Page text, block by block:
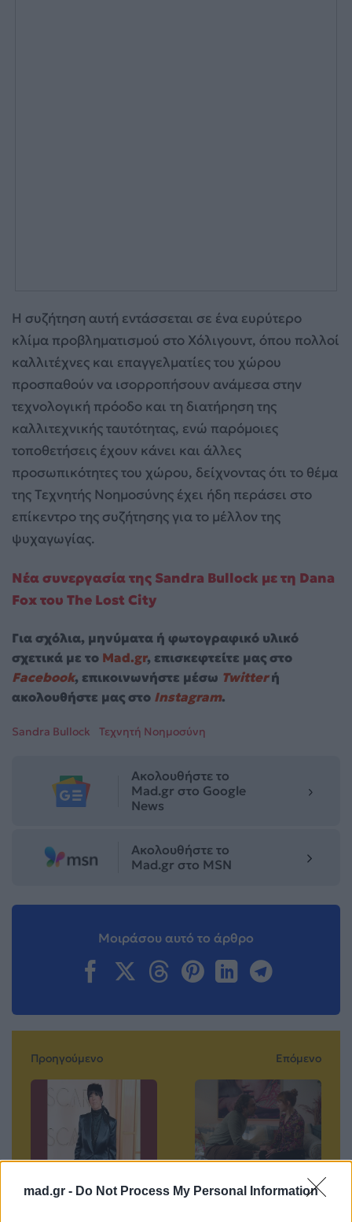
mad.gr - Do Not Process My Personal Information
Η συζήτηση αυτή εντάσσεται σε ένα ευρύτερο
κλίμα προβληματισμού στο Χόλιγουντ, όπου πολλοί
καλλιτέχνες και επαγγελματίες του χώρου
προσπαθούν να ισορροπήσουν ανάμεσα στην
τεχνολογική πρόοδο και τη διατήρηση της
καλλιτεχνικής ταυτότητας, ενώ παρόμοιες
τοποθετήσεις έχουν κάνει και άλλες
προσωπικότητες του χώρου, δείχνοντας ότι το θέμα
της Τεχνητής Νοημοσύνης έχει ήδη περάσει στο
επίκεντρο της συζήτησης για το μέλλον της
ψυχαγωγίας.
Νέα συνεργασία της Sandra Bullock με τη Dana
Fox του The Lost City
Για σχόλια, μηνύματα ή φωτογραφικό υλικό
σχετικά με το Mad.gr, επισκεφτείτε μας στο
Facebook, επικοινωνήστε μέσω Twitterή
ακολουθήστε μας στο Instagram.
Sandra Bullock Τεχνητή Νοημοσύνη
Ακολουθήστε το
Mad.gr στο Google
News
Ακολουθήστε το
Mad.gr στο MSN
Μοιράσου αυτό το άρθρο
Προηγούμενο
Η Diane Warren
Επόμενο
«Μπαμπά, σ’